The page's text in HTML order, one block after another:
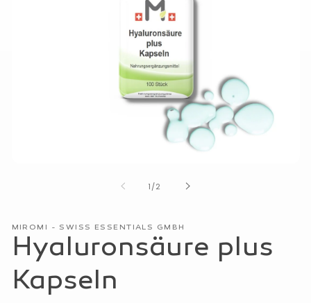
1/
von
2
MIROMI - SWISS ESSENTIALS GMBH
Hyaluronsäure plus
Kapseln